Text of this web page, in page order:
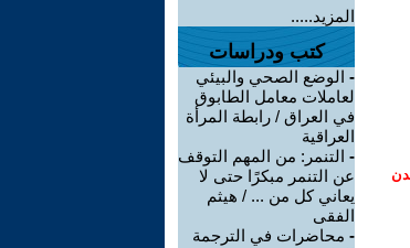
المزيد.....
كتب ودراسات
- الوضع الصحي والبيئي
لعاملات معامل الطابوق
في العراق / رابطة المرأة
العراقية
- التنمر: من المهم التوقف
عن التنمر مبكرًا حتى لا
يعاني كل من ... / هيثم
الفقى
- محاضرات في الترجمة